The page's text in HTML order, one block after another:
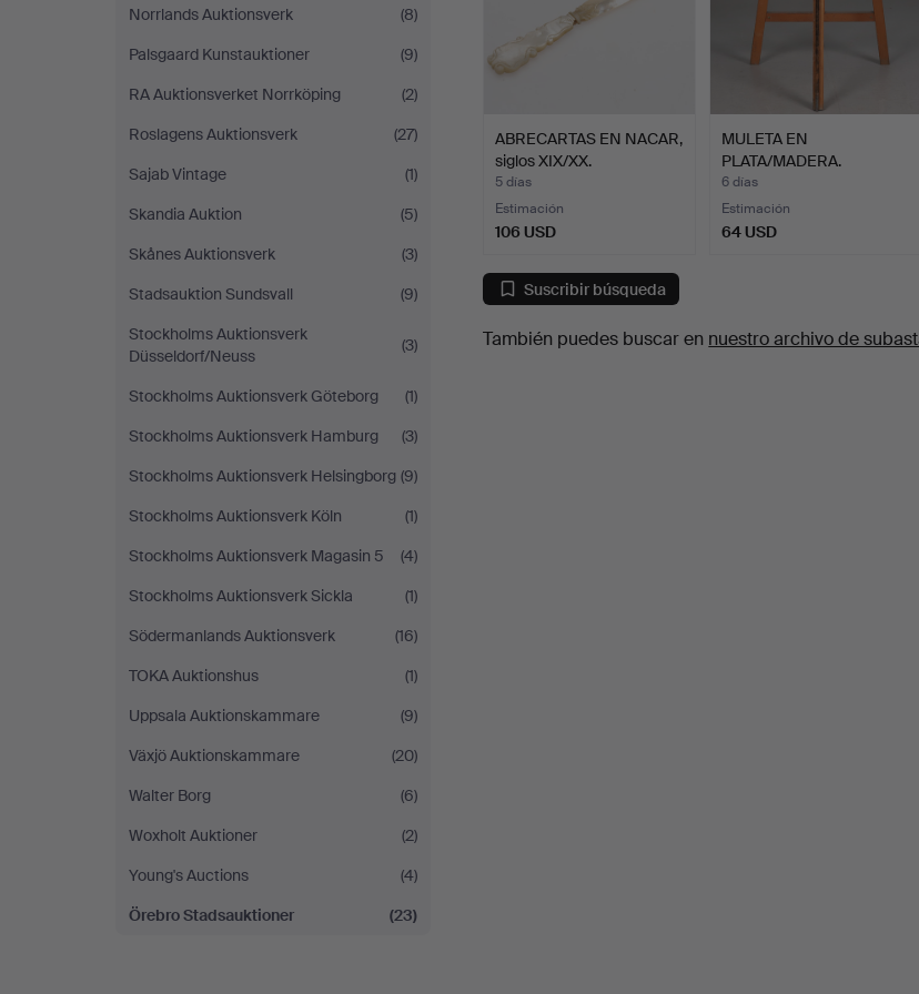
Norrlands Auktionsverk
(8)
Palsgaard Kunstauktioner
(9)
RA Auktionsverket Norrköping
(2)
Roslagens Auktionsverk
(27)
Sajab Vintage
(1)
Skandia Auktion
(5)
Skånes Auktionsverk
(3)
Stadsauktion Sundsvall
(9)
Stockholms Auktionsverk
Düsseldorf/Neuss
(3)
Stockholms Auktionsverk Göteborg
(1)
Stockholms Auktionsverk Hamburg
(3)
Stockholms Auktionsverk Helsingborg (9)
Stockholms Auktionsverk Köln
(1)
Stockholms Auktionsverk Magasin 5
(4)
Stockholms Auktionsverk Sickla
(1)
Södermanlands Auktionsverk
(16)
TOKA Auktionshus
(1)
Uppsala Auktionskammare
(9)
Växjö Auktionskammare
(20)
Walter Borg
(6)
Woxholt Auktioner
(2)
Young's Auctions
(4)
Örebro Stadsauktioner
(23)
ABRECARTAS EN NACAR,
siglos XIX/XX.
5 días
Estimación
106 USD
MULETA EN
PLATA/MADERA.
6 días
Estimación
64 USD
Suscribir búsqueda
También puedes buscar en nuestro archivo de